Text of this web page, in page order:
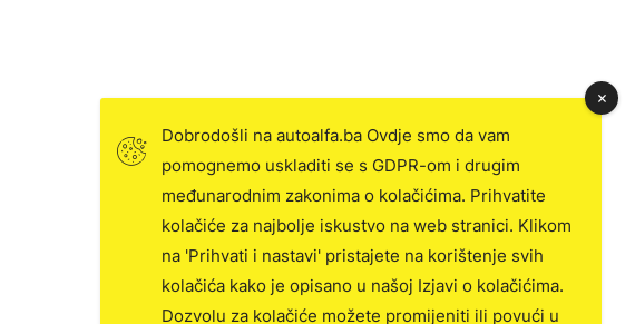
Dobrodošli na autoalfa.ba Ovdje smo da vam
pomognemo uskladiti se s GDPR-om i drugim
međunarodnim zakonima o kolačićima. Prihvatite
kolačiće za najbolje iskustvo na web stranici. Klikom
na 'Prihvati i nastavi' pristajete na korištenje svih
kolačića kako je opisano u našoj Izjavi o kolačićima.
Dozvolu za kolačiće možete promijeniti ili povući u